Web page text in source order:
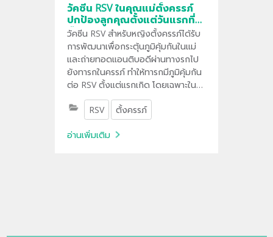
วัคซีน RSV ในคุณแม่ตั้งครรภ์
ปกป้องลูกคุณตั้งแต่วันแรกที่
ลืมตา
วัคซีน RSV สำหรับหญิงตั้งครรภ์ได้รับ
การพัฒนาเพื่อกระตุ้นภูมิคุ้มกันในแม่
และถ่ายทอดแอนติบอดีผ่านทางรกไป
ยังทารกในครรภ์ ทำให้ทารกมีภูมิคุ้มกัน
ต่อ RSV ตั้งแต่แรกเกิด โดยเฉพาะใน
ช่วง 6 เดือนแรกของชีวิตที่ยังไม่
สามารถรับวัคซีนได้เอง
RSV ตั้งครรภ์
อ่านเพิ่มเติม